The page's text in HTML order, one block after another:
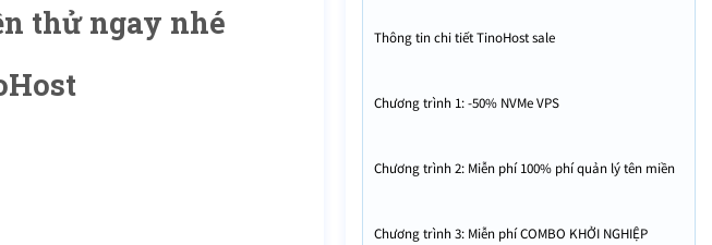
thử ngay nhé
Thông tin chi tiết TinoHost sale
Chương trình 1: -50% NVMe VPS
Chương trình 2: Miễn phí 100% phí quản lý tên miền
Chương trình 3: Miễn phí COMBO KHỞI NGHIỆP